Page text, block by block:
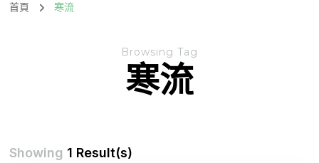
首頁 寒流
Browsing Tag
寒流
Showing 1 Result(s)